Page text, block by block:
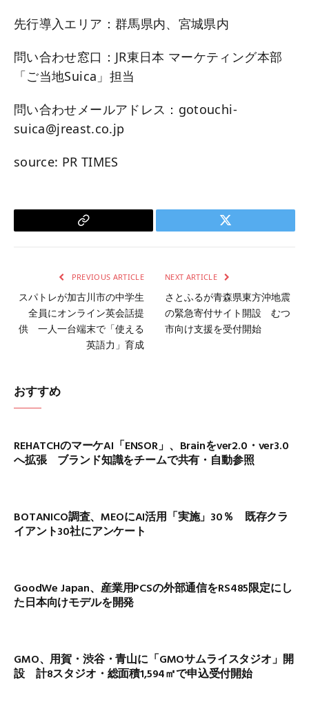
先行導入エリア：群馬県内、宮城県内
問い合わせ窓口：JR東日本 マーケティング本部
「ご当地Suica」担当
問い合わせメールアドレス：gotouchi-
suica@jreast.co.jp
source: PR TIMES
Copy
Twitter
PREVIOUS ARTICLE
スパトレが加古川市の中学生
全員にオンライン英会話提
供 一人一台端末で「使える
英語力」育成
NEXT ARTICLE
さとふるが青森県東方沖地震
の緊急寄付サイト開設 むつ
市向け支援を受付開始
おすすめ
REHATCHのマーケAI「ENSOR」、Brainをver2.0・ver3.0
へ拡張 ブランド知識をチームで共有・自動参照
BOTANICO調査、MEOにAI活用「実施」30％ 既存クラ
イアント30社にアンケート
GoodWe Japan、産業用PCSの外部通信をRS485限定にし
た日本向けモデルを開発
GMO、用賀・渋谷・青山に「GMOサムライスタジオ」開
設 計8スタジオ・総面積1,594㎡で申込受付開始